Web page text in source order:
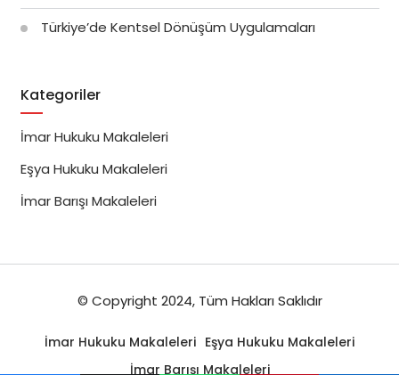
Türkiye’de Kentsel Dönüşüm Uygulamaları
Kategoriler
İmar Hukuku Makaleleri
Eşya Hukuku Makaleleri
İmar Barışı Makaleleri
© Copyright 2024, Tüm Hakları Saklıdır
İmar Hukuku Makaleleri Eşya Hukuku Makaleleri
İmar Barışı Makaleleri